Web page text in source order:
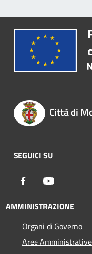
Città di
SEGUICI SU
Facebook
AMMINISTRAZIONE
Organi di Governo
Aree Amministrative